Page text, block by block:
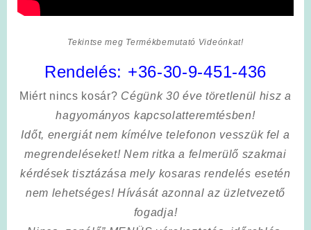
Tekintse meg Termékbemutató Videónkat!
Rendelés: +36-30-9-451-436
Miért nincs kosár? Cégünk 30 éve töretlenül hisz a
hagyományos kapcsolatteremtésben!
Időt, energiát nem kímélvetelefonon vesszük fel a
megrendeléseket! Nem ritka a felmerülő szakmai
kérdések tisztázása mely kosaras rendelés esetén
nem lehetséges! Hívását azonnal az üzletvezető
fogadja!